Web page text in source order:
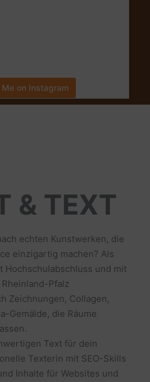
Me on Instagram
& TEXT
echten Kunstwerken, die
einzigartig machen? Als
Hochschulabschluss und mit
Pfalz
Zeichnungen, Collagen,
Gemälde, die Räume
Text für dein
Texterin mit SEO-Skills
Inhalte für Websites und